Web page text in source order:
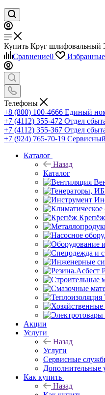
Купить Круг шлифовальный
Сравнение0
Телефоны
+8 (800) 100-4666 Единый
+7 (4112) 355-472 Отдел
+7 (4112) 355-367 Отдел
+7 (924) 765-70-19
Каталог
Назад
Каталог
Крепёж
Акции
Услуги
Назад
Услуги
Сервисные
Дополнительные
Как купить
Назад